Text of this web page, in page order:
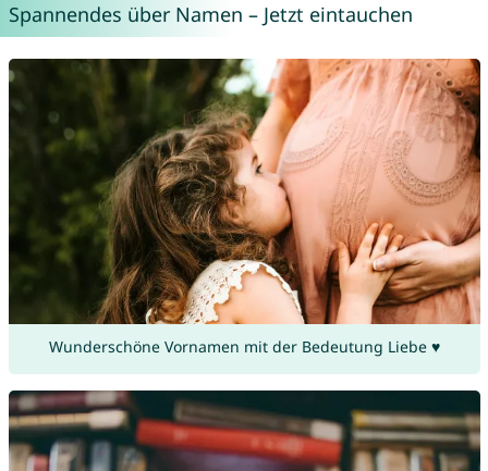
Spannendes über Namen – Jetzt eintauchen
Wunderschöne Vornamen mit der Bedeutung Liebe ♥